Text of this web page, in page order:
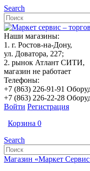
Search
Наши магазины:
1. г. Ростов-на-Дону,
ул. Доватора, 227;
2. рынок Атлант СИТИ,
магазин не работает
Телефоны:
+7 (863) 226-91-91
+7 (863) 226-22-28
Войти Регистрация
Корзина 0
Search
Магазин «Маркет